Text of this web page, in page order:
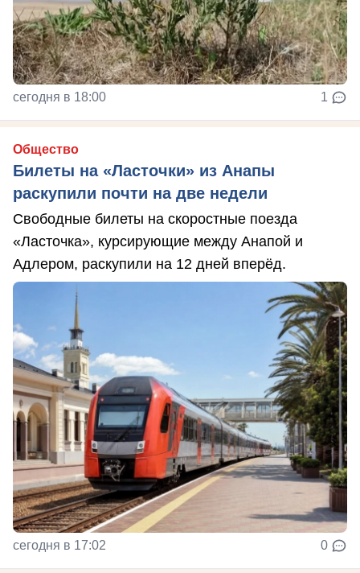
сегодня в 18:00 1
Общество
Билеты на «Ласточки» из Анапы
раскупили почти на две недели
Свободные билеты на скоростные поезда
«Ласточка», курсирующие между Анапой и
Адлером, раскупили на 12 дней вперёд.
сегодня в 17:02 0